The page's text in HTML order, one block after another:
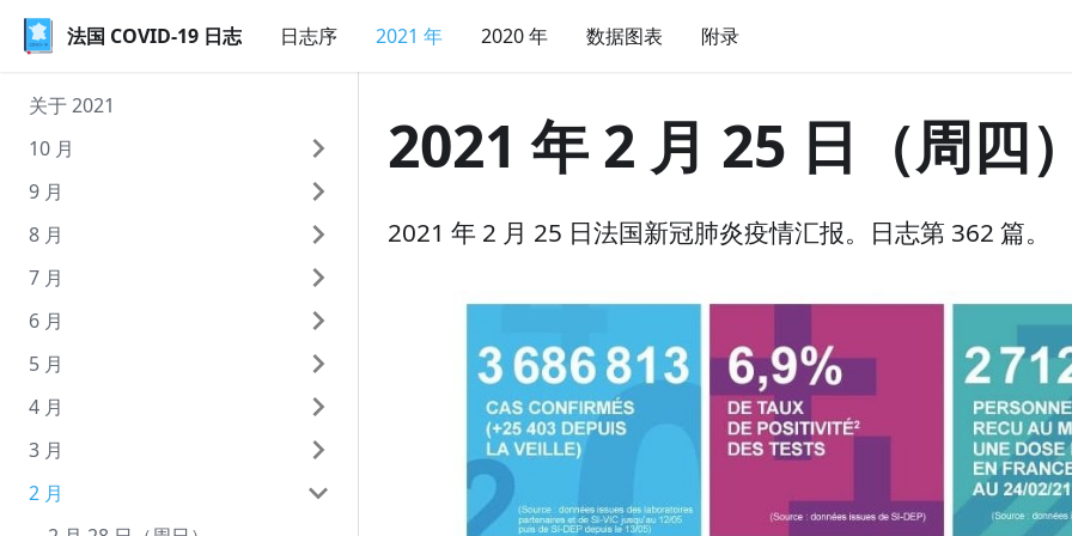
法国 COVID-19 日志 日志序 2021 年 2020 年 数据图表 附录
法国 COVID-19 日志
关于 2021
10 月
10 月 9 日（周六）
10 月 8 日（周五）
10 月 7 日（周四）
10 月 6 日（周三）
10 月 5 日（周二）
10 月 4 日（周一）
10 月 3 日（周日）
10 月 2 日（周六）
9 月
9 月 30 日（周四）
9 月 29 日（周三）
9 月 28 日（周二）
9 月 27 日（周一）
9 月 26 日（周日）
9 月 25 日（周六）
9 月 24 日（周五）
8 月
8 月 31 日（周二）
8 月 30 日（周一）
8 月 29 日（周日）
8 月 28 日（周六）
8 月 27 日（周五）
8 月 26 日（周四）
7 月
7 月 31 日（周六）
7 月 30 日（周五）
7 月 29 日（周四）
7 月 28 日（周三）
7 月 27 日（周二）
6 月
6 月 30 日（周三）
6 月 29 日（周二）
6 月 28 日（周一）
6 月 27 日（周日）
5 月
5 月 31 日（周一）
5 月 30 日（周日）
5 月 29 日（周六）
4 月
4 月 30 日（周五）
4 月 29 日（周四）
3 月
3 月 31 日（周三）
2 月
2021 年 2 月 25 日（周四
2021 年 2 月 25 日法国新冠肺炎疫情汇报。日志第 362 篇。